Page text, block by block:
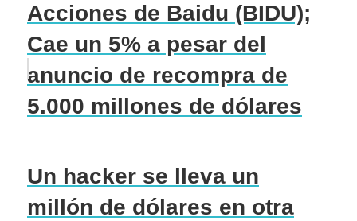
Acciones de Baidu (BIDU);
Cae un 5% a pesar del
anuncio de recompra de
5.000 millones de dólares
Un hacker se lleva un
millón de dólares en otra